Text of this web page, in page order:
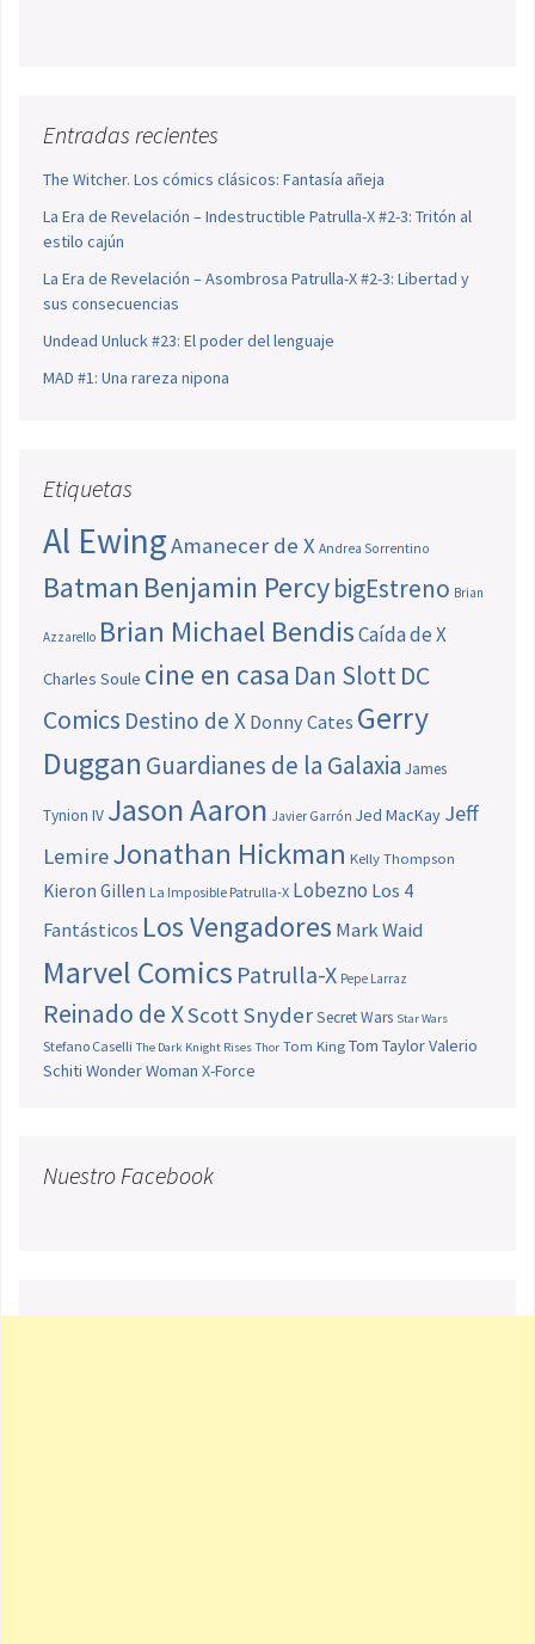
Entradas recientes
The Witcher. Los cómics clásicos: Fantasía añeja
La Era de Revelación – Indestructible Patrulla-X #2-3: Tritón al
estilo cajún
La Era de Revelación – Asombrosa Patrulla-X #2-3: Libertad y
sus consecuencias
Undead Unluck #23: El poder del lenguaje
MAD #1: Una rareza nipona
Etiquetas
Al EwingAmanecer de X Andrea Sorrentino
Batman Benjamin PercybigEstreno Brian
Azzarello Brian Michael BendisCaída de X
Charles Soule cine en casa Dan SlottDC
Comics Destino de X Donny Cates Gerry
Duggan Guardianes de la Galaxia James
Tynion IV Jason Aaron Javier Garrón Jed MacKay Jeff
LemireJonathan Hickman Kelly Thompson
Kieron Gillen La Imposible Patrulla-X Lobezno Los 4
Fantásticos Los Vengadores Mark Waid
Marvel Comics Patrulla-X Pepe Larraz
Reinado de XScott SnyderSecret Wars Star Wars
Stefano Caselli The Dark Knight Rises Thor Tom King Tom TaylorValerio
Schiti Wonder Woman X-Force
Nuestro Facebook